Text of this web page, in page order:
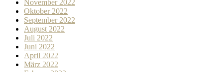
November 2022
Oktober 2022
September 2022
August 2022
Juli 2022
Juni 2022
April 2022
März 2022